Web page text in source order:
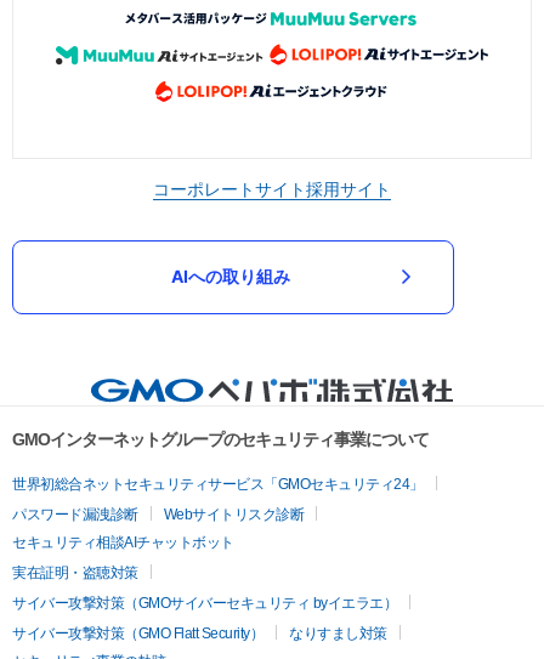
コーポレートサイト採用サイト
AIへの取り組み
GMOインターネットグループのセキュリティ事業について
世界初総合ネットセキュリティサービス「GMOセキュリティ24」
パスワード漏洩診断
Webサイトリスク診断
セキュリティ相談AIチャットボット
実在証明・盗聴対策
サイバー攻撃対策（GMOサイバーセキュリティ byイエラエ）
サイバー攻撃対策（GMO Flatt Security）
なりすまし対策